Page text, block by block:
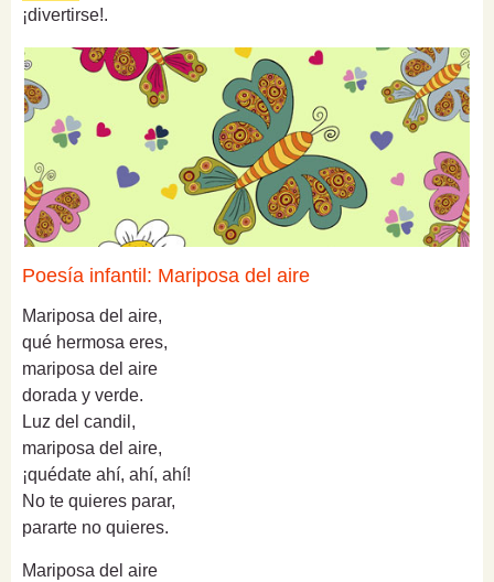
¡divertirse!.
Poesía infantil: Mariposa del aire
Mariposa del aire,
qué hermosa eres,
mariposa del aire
dorada y verde.
Luz del candil,
mariposa del aire,
¡quédate ahí, ahí, ahí!
No te quieres parar,
pararte no quieres.
Mariposa del aire